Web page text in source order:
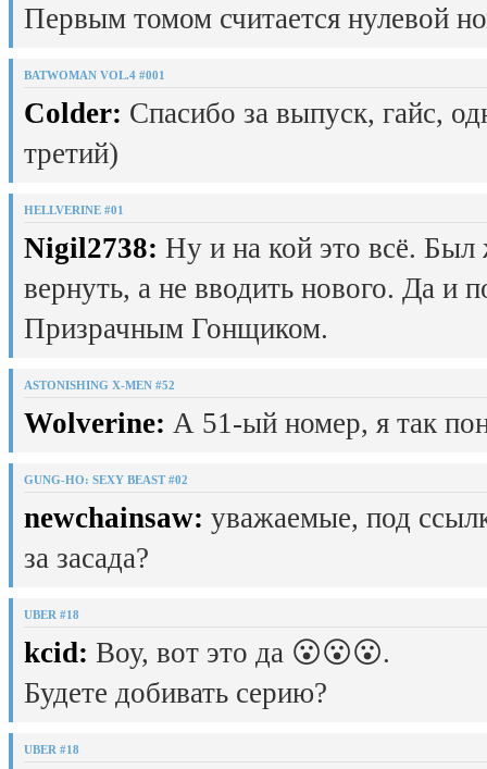
Первым томом считается нулевой
BATWOMAN VOL.4 #001
Colder: Спасибо за выпуск, гайс,
третий)
HELLVERINE #01
Nigil2738: Ну и на кой это всё.
вернуть, а не вводить нового. Да и
Призрачным Гонщиком.
ASTONISHING X-MEN #52
Wolverine: А 51-ый номер, я так
GUNG-HO: SEXY BEAST #02
newchainsaw: уважаемые, под
за засада?
UBER #18
kcid: Воу, вот это да 😮😮😮.
Будете добивать серию?
UBER #18